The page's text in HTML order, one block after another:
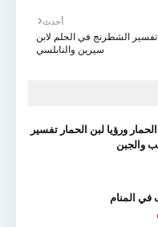
أحدث
تفسير الشطرنج في الحلم لابن
سيرين والنابلسي
ورؤيا لبن الحمار تفسير
والجبن
في المنام